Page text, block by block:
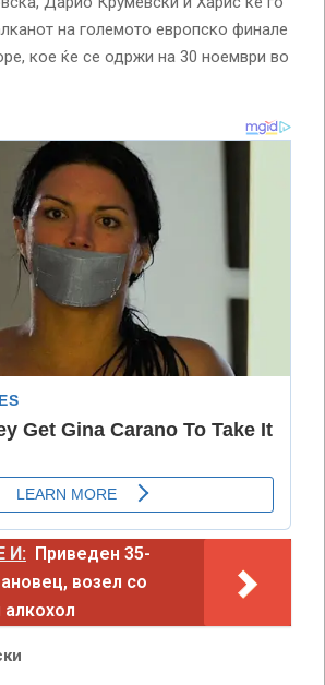
на големото европско финале
кое ќе се одржи на 30 ноември во
И:
Приведен 35-
возел со
алкохол